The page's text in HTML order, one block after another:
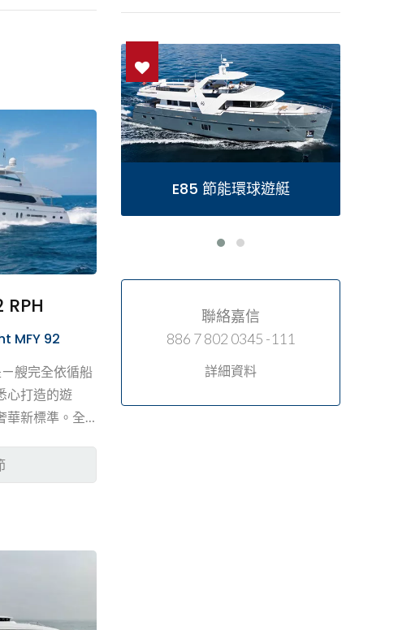
MFY 92
艘完全依循船
心打造的遊
華新標準。全
式主人房。主
的主臥大床，
層極致寬敞的
闢出一座絕對
全船內裝精準
E85 節能環球遊艇 F76 飛橋豪華遊艇
聯絡嘉信
886 7 802 0345 -111
詳細資料